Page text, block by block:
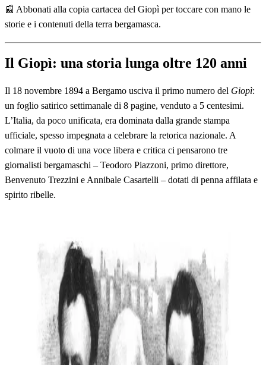
📰 Abbonati alla copia cartacea del Giopì per toccare con mano le
storie e i contenuti della terra bergamasca.
Il Giopì: una storia lunga oltre 120 anni
Il 18 novembre 1894 a Bergamo usciva il primo numero del Giopì:
un foglio satirico settimanale di 8 pagine, venduto a 5 centesimi.
L’Italia, da poco unificata, era dominata dalla grande stampa
ufficiale, spesso impegnata a celebrare la retorica nazionale. A
colmare il vuoto di una voce libera e critica ci pensarono tre
giornalisti bergamaschi – Teodoro Piazzoni, primo direttore,
Benvenuto Trezzini e Annibale Casartelli – dotati di penna affilata e
spirito ribelle.